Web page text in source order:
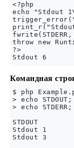
<?php
echo "Stdout
throw new
?>
Командная
$ php
> echo
> echo
STDOUT
Stdout 1
Stdout 3